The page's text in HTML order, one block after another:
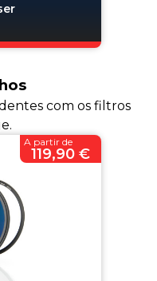
com os filtros
A partir de
119,90 €